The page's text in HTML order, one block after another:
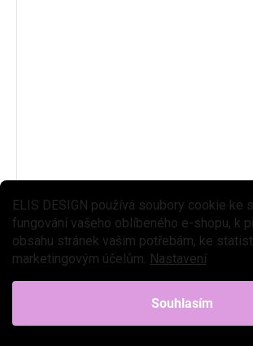
ELIS DESIGN používá soubory cookie ke
fungování vašeho oblíbeného e-shopu, k
obsahu stránek vašim potřebám, ke
marketingovým účelům. Nastavení
Souhlasím